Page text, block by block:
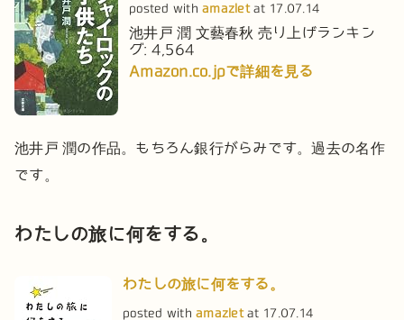
posted withamazletat 17.07.14
池井戸 潤 文藝春秋 売り上げランキン
グ: 4,564
Amazon.co.jpで詳細を見る
池井戸 潤の作品。もちろん銀行がらみです。過去の名作
です。
わたしの旅に何をする。
わたしの旅に何をする。
posted withamazletat 17.07.14